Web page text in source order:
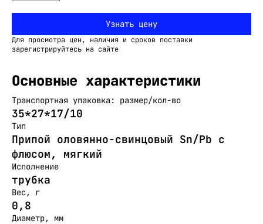
Узнать цену
Для просмотра цен, наличия и сроков поставки
зарегистрируйтесь на сайте
Основные характеристики
Транспортная упаковка: размер/кол-во
35*27*17/10
Тип
Припой оловянно-свинцовый Sn/Pb с
флюсом, мягкий
Исполнение
трубка
Вес, г
0,8
Диаметр, мм